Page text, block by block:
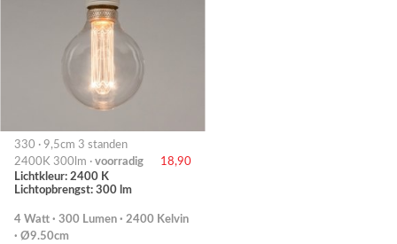
330 · 9,5cm 3 standen
2400K 300lm · voorradig
18,90
Lichtkleur: 2400 K
Lichtopbrengst: 300 lm
4 Watt · 300 Lumen · 2400 Kelvin
· Ø9.50cm